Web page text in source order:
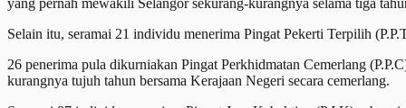
Selain itu, seramai 21 individu menerima Pingat Pekerti Terpilih
26 penerima pula dikurniakan Pingat Perkhidmatan Cemerlang
kurangnya tujuh tahun bersama Kerajaan Negeri secara cemerlang.